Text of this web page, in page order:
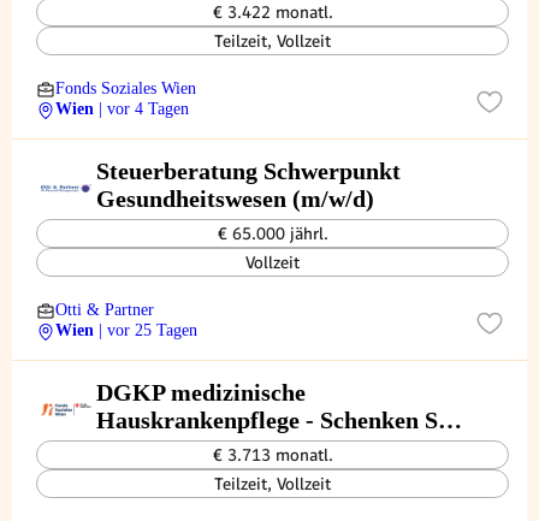
€ 3.422 monatl.
Teilzeit, Vollzeit
Fonds Soziales Wien
Wien
| vor 4 Tagen
Steuerberatung Schwerpunkt
Gesundheitswesen (m/w/d)
€ 65.000 jährl.
Vollzeit
Otti & Partner
Wien
| vor 25 Tagen
DGKP medizinische
Hauskrankenpflege - Schenken Sie
(sich) Lebensqualität! (26/02/WPB)
€ 3.713 monatl.
Teilzeit, Vollzeit